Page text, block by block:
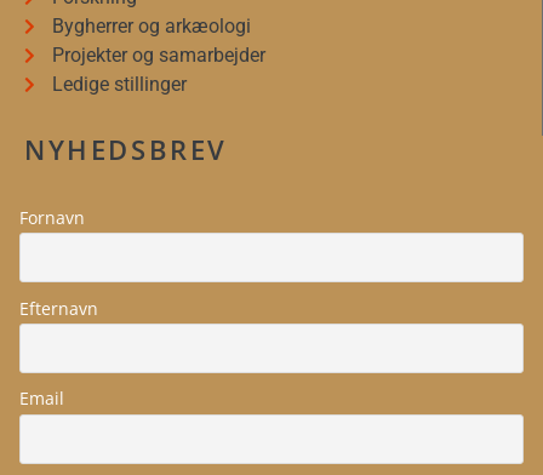
Bygherrer og arkæologi
Projekter og samarbejder
Ledige stillinger
NYHEDSBREV
Fornavn
Efternavn
Email